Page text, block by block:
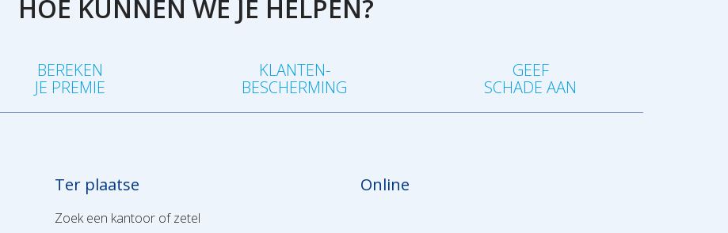
HOE KUNNEN WE JE HELPEN?
BEREKEN
JE PREMIE
KLANTEN-
BESCHERMING
GEEF
SCHADE AAN
Ter plaatse
Zoek een kantoor of zetel
Online